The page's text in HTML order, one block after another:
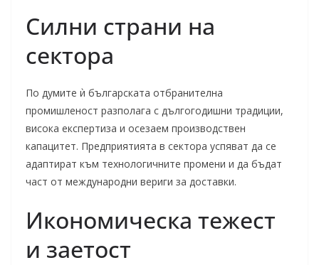
Силни страни на
сектора
По думите ѝ българската отбранителна
промишленост разполага с дългогодишни традиции,
висока експертиза и осезаем производствен
капацитет. Предприятията в сектора успяват да се
адаптират към технологичните промени и да бъдат
част от международни вериги за доставки.
Икономическа тежест
и заетост